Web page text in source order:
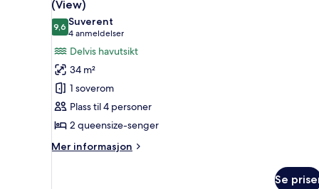
bakgårdsutsikt
(Balcony)
bildene
av
Rom,
2
queensize-
senger,
balkong,
delvis
havutsikt
(View)
9,69,6 av 10
Suverent
4 anmeldelser
(4
anmeldelser)
Delvis havutsikt
34 m²
1 soverom
Plass til 4 personer
2 queensize-senger
Mer informasjon
Mer
Se